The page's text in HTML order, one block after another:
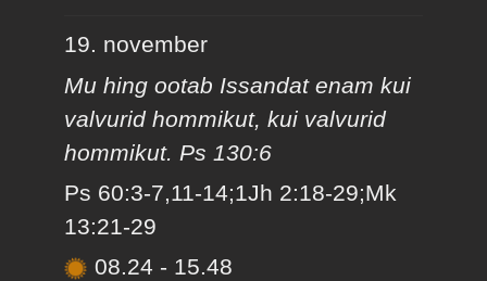
19. november
Mu hing ootab Issandat enam kui
valvurid hommikut, kui valvurid
hommikut. Ps 130:6
Ps 60:3-7,11-14;1Jh 2:18-29;Mk
13:21-29
08.24 - 15.48